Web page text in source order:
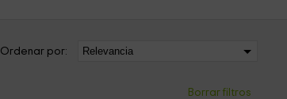
Ordenar por:
Borrar filtros